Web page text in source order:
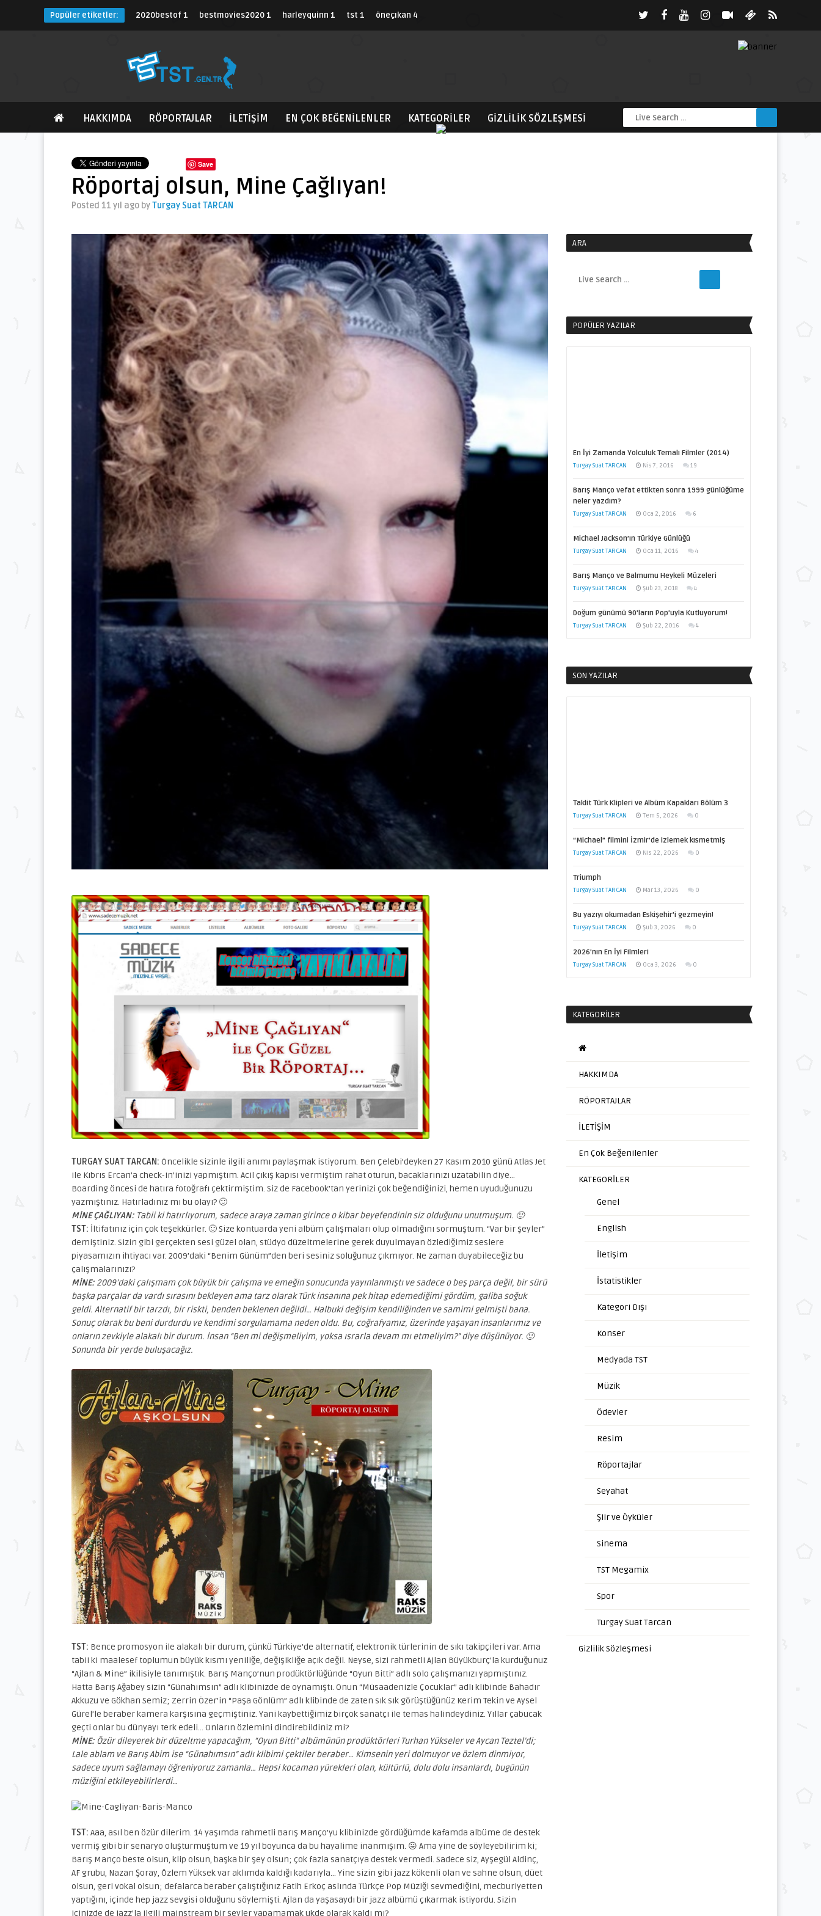
Popüler etiketler: 2020bestof1 bestmovies20201 harleyquinn 1 tst 1 öneçıkan 4
HAKKIMDA RÖPORTAJLAR İLETİŞİM EN ÇOK BEĞENILENLER KATEGORİLER GIZLILIK SÖZLEŞMESI
Save
Röportaj olsun, Mine Çağlıyan!
Posted 11 yıl ago byTurgay Suat TARCAN
TURGAY SUAT TARCAN: Öncelikle sizinle ilgili anımı paylaşmak istiyorum. Ben Çelebi’deyken 27 Kasım 2010 günü Atlas Jet
ile Kıbrıs Ercan’a check-in’inizi yapmıştım. Acil çıkış kapısı vermiştim rahat oturun, bacaklarınızı uzatabilin diye…
Boarding öncesi de hatıra fotoğrafı çektirmiştim. Siz de Facebook’tan yerinizi çok beğendiğinizi, hemen uyuduğunuzu
yazmıştınız. Hatırladınız mı bu olayı? 🙂
MİNE ÇAĞLIYAN: Tabii ki hatırlıyorum, sadece araya zaman girince o kibar beyefendinin siz olduğunu unutmuşum. 🙂
TST: İltifatınız için çok teşekkürler. 🙂 Size kontuarda yeni albüm çalışmaları olup olmadığını sormuştum. “Var bir şeyler”
demiştiniz. Sizin gibi gerçekten sesi güzel olan, stüdyo düzeltmelerine gerek duyulmayan özlediğimiz seslere
piyasamızın ihtiyacı var. 2009’daki “Benim Günüm”den beri sesiniz soluğunuz çıkmıyor. Ne zaman duyabileceğiz bu
çalışmalarınızı?
MİNE: 2009’daki çalışmam çok büyük bir çalışma ve emeğin sonucunda yayınlanmıştı ve sadece o beş parça değil, bir sürü
başka parçalar da vardı sırasını bekleyen ama tarz olarak Türk insanına pek hitap edemediğimi gördüm, galiba soğuk
geldi. Alternatif bir tarzdı, bir riskti, benden beklenen değildi… Halbuki değişim kendiliğinden ve samimi gelmişti bana.
Sonuç olarak bu beni durdurdu ve kendimi sorgulamama neden oldu. Bu, coğrafyamız, üzerinde yaşayan insanlarımız ve
onların zevkiyle alakalı bir durum. İnsan “Ben mi değişmeliyim, yoksa ısrarla devam mı etmeliyim?” diye düşünüyor. 🙂
Sonunda bir yerde buluşacağız.
TST: Bence promosyon ile alakalı bir durum, çünkü Türkiye’de alternatif, elektronik türlerinin de sıkı takipçileri var. Ama
tabii ki maalesef toplumun büyük kısmı yeniliğe, değişikliğe açık değil. Neyse, sizi rahmetli Ajlan Büyükburç’la kurduğunuz
“Ajlan & Mine” ikilisiyle tanımıştık. Barış Manço’nun prodüktörlüğünde “Oyun Bitti” adlı solo çalışmanızı yapmıştınız.
Hatta Barış Ağabey sizin “Günahımsın” adlı klibinizde de oynamıştı. Onun “Müsaadenizle Çocuklar” adlı klibinde Bahadır
Akkuzu ve Gökhan Semiz; Zerrin Özer’in “Paşa Gönlüm” adlı klibinde de zaten sık sık görüştüğünüz Kerim Tekin ve Aysel
Gürel’le beraber kamera karşısına geçmiştiniz. Yani kaybettiğimiz birçok sanatçı ile temas halindeydiniz. Yıllar çabucak
geçti onlar bu dünyayı terk edeli… Onların özlemini dindirebildiniz mi?
MİNE: Özür dileyerek bir düzeltme yapacağım, “Oyun Bitti” albümünün prodüktörleri Turhan Yükseler ve Aycan Teztel’di;
Lale ablam ve Barış Abim ise “Günahımsın” adlı klibimi çektiler beraber… Kimsenin yeri dolmuyor ve özlem dinmiyor,
sadece uyum sağlamayı öğreniyoruz zamanla… Hepsi kocaman yürekleri olan, kültürlü, dolu dolu insanlardı, bugünün
müziğini etkileyebilirlerdi…
TST: Aaa, asıl ben özür dilerim. 14 yaşımda rahmetli Barış Manço’yu klibinizde gördüğümde kafamda albüme de destek
vermiş gibi bir senaryo oluşturmuştum ve 19 yıl boyunca da bu hayalime inanmışım. 😛 Ama yine de söyleyebilirim ki;
Barış Manço beste olsun, klip olsun, başka bir şey olsun; çok fazla sanatçıya destek vermedi. Sadece siz, Ayşegül Aldinç,
AF grubu, Nazan Şoray, Özlem Yüksek var aklımda kaldığı kadarıyla… Yine sizin gibi jazz kökenli olan ve sahne olsun, düet
olsun, geri vokal olsun; defalarca beraber çalıştığınız Fatih Erkoç aslında Türkçe Pop Müziği sevmediğini, mecburiyetten
yaptığını, içinde hep jazz sevgisi olduğunu söylemişti. Ajlan da yaşasaydı bir jazz albümü çıkarmak istiyordu. Sizin
içinizde de jazz’la ilgili mainstream bir şeyler yapamamak ukde olarak kaldı mı?
ARA
POPÜLER YAZILAR
En İyi Zamanda Yolculuk Temalı Filmler (2014)
Turgay Suat TARCAN Nis 7, 2016 19
Barış Manço vefat ettikten sonra 1999 günlüğüme
neler yazdım?
Turgay Suat TARCAN Oca 2, 2016 6
Michael Jackson’ın Türkiye Günlüğü
Turgay Suat TARCAN Oca 11, 2016 4
Barış Manço ve Balmumu Heykeli Müzeleri
Turgay Suat TARCAN Şub 23, 2018 4
Doğum günümü 90’ların Pop’uyla Kutluyorum!
Turgay Suat TARCAN Şub 22, 2016 4
SON YAZILAR
Taklit Türk Klipleri ve Albüm Kapakları Bölüm 3
Turgay Suat TARCAN Tem 5, 2026 0
“Michael” filmini İzmir’de izlemek kısmetmiş
Turgay Suat TARCAN Nis 22, 2026 0
Triumph
Turgay Suat TARCAN Mar 13, 2026 0
Bu yazıyı okumadan Eskişehir’i gezmeyin!
Turgay Suat TARCAN Şub 3, 2026 0
2026’nın En İyi Filmleri
Turgay Suat TARCAN Oca 3, 2026 0
KATEGORILER
HAKKIMDA
RÖPORTAJLAR
İLETİŞİM
En Çok Beğenilenler
KATEGORİLER
Genel
English
İletişim
İstatistikler
Kategori Dışı
Konser
Medyada TST
Müzik
Ödevler
Resim
Röportajlar
Seyahat
Şiir ve Öyküler
Sinema
TST Megamix
Spor
Turgay Suat Tarcan
Gizlilik Sözleşmesi